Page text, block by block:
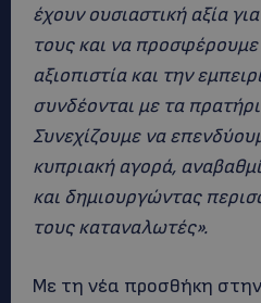
έχουν ουσιαστική αξία
τους και να
αξιοπιστία και την
συνδέονται με τα
Συνεχίζουμε να
κυπριακή αγορά,
και δημιουργώντας
τους καταναλωτές».
Με τη νέα προσθήκη